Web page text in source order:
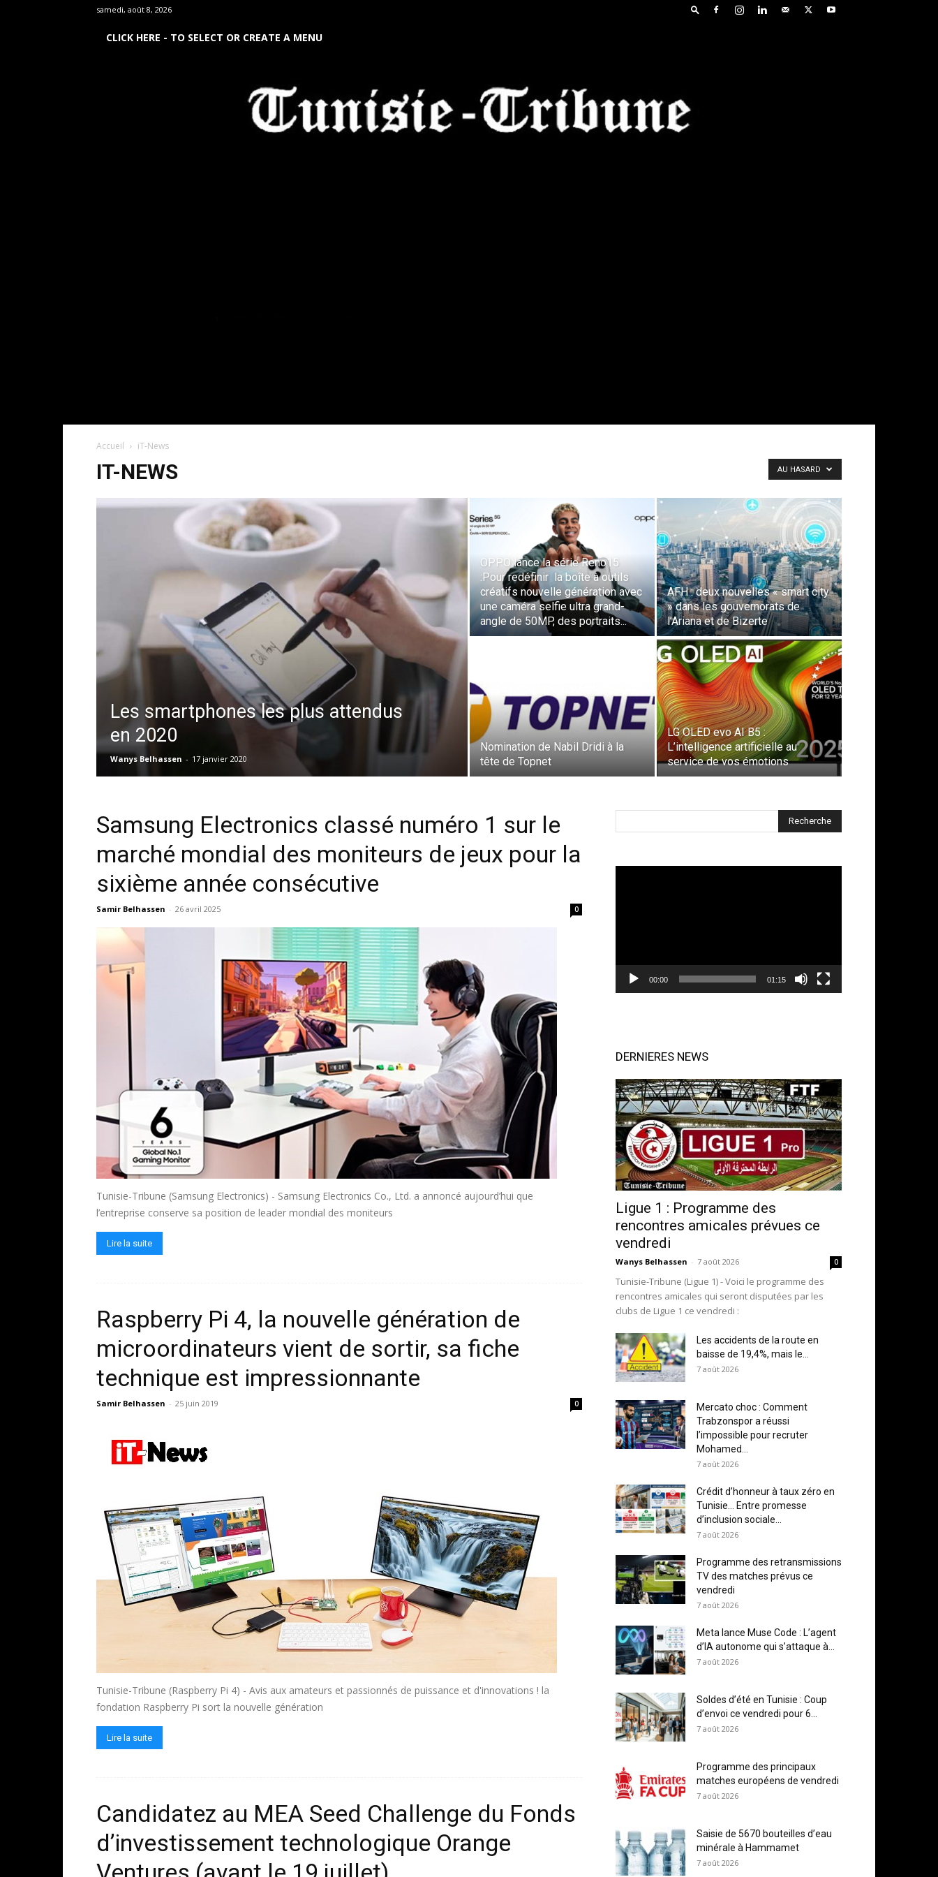
samedi, août 8, 2026
CLICK HERE - TO SELECT OR CREATE A MENU
Accueil iT-News
IT-NEWS AU HASARD
Les smartphones les plus attendus
en 2020
Wanys Belhassen - 17 janvier 2020
OPPO lance la série Reno15
:Pour redéfinir la boîte à outils
créatifs nouvelle génération avec
une caméra selfie ultra grand-
angle de 50MP, des portraits...
AFH : deux nouvelles « smart city
» dans les gouvernorats de
l’Ariana et de Bizerte
Nomination de Nabil Dridi à la
tête de Topnet
LG OLED evo AI B5 :
L’intelligence artificielle au
service de vos émotions
Samsung Electronics classé numéro 1 sur le
marché mondial des moniteurs de jeux pour la
sixième année consécutive
Samir Belhassen - 26 avril 2025 0
Tunisie-Tribune (Samsung Electronics) - Samsung Electronics Co., Ltd. a annoncé aujourd’hui que
l’entreprise conserve sa position de leader mondial des moniteurs
Lire la suite
Raspberry Pi 4, la nouvelle génération de
microordinateurs vient de sortir, sa fiche
technique est impressionnante
Samir Belhassen - 25 juin 2019 0
Tunisie-Tribune (Raspberry Pi 4) - Avis aux amateurs et passionnés de puissance et d'innovations ! la
fondation Raspberry Pi sort la nouvelle génération
Lire la suite
Candidatez au MEA Seed Challenge du Fonds
d’investissement technologique Orange
00:00 01:15
DERNIERES NEWS
Ligue 1 : Programme des
rencontres amicales prévues ce
vendredi
Wanys Belhassen - 7 août 2026 0
Tunisie-Tribune (Ligue 1) - Voici le programme des
rencontres amicales qui seront disputées par les
clubs de Ligue 1 ce vendredi :
Les accidents de la route en
baisse de 19,4%, mais le...
7 août 2026
Mercato choc : Comment
Trabzonspor a réussi
l’impossible pour recruter
Mohamed...
7 août 2026
Crédit d’honneur à taux zéro en
Tunisie… Entre promesse
d’inclusion sociale...
7 août 2026
Programme des retransmissions
TV des matches prévus ce
vendredi
7 août 2026
Meta lance Muse Code : L’agent
d’IA autonome qui s’attaque à...
7 août 2026
Soldes d’été en Tunisie : Coup
d’envoi ce vendredi pour 6...
7 août 2026
Programme des principaux
matches européens de vendredi
7 août 2026
Saisie de 5670 bouteilles d’eau
minérale à Hammamet
7 août 2026